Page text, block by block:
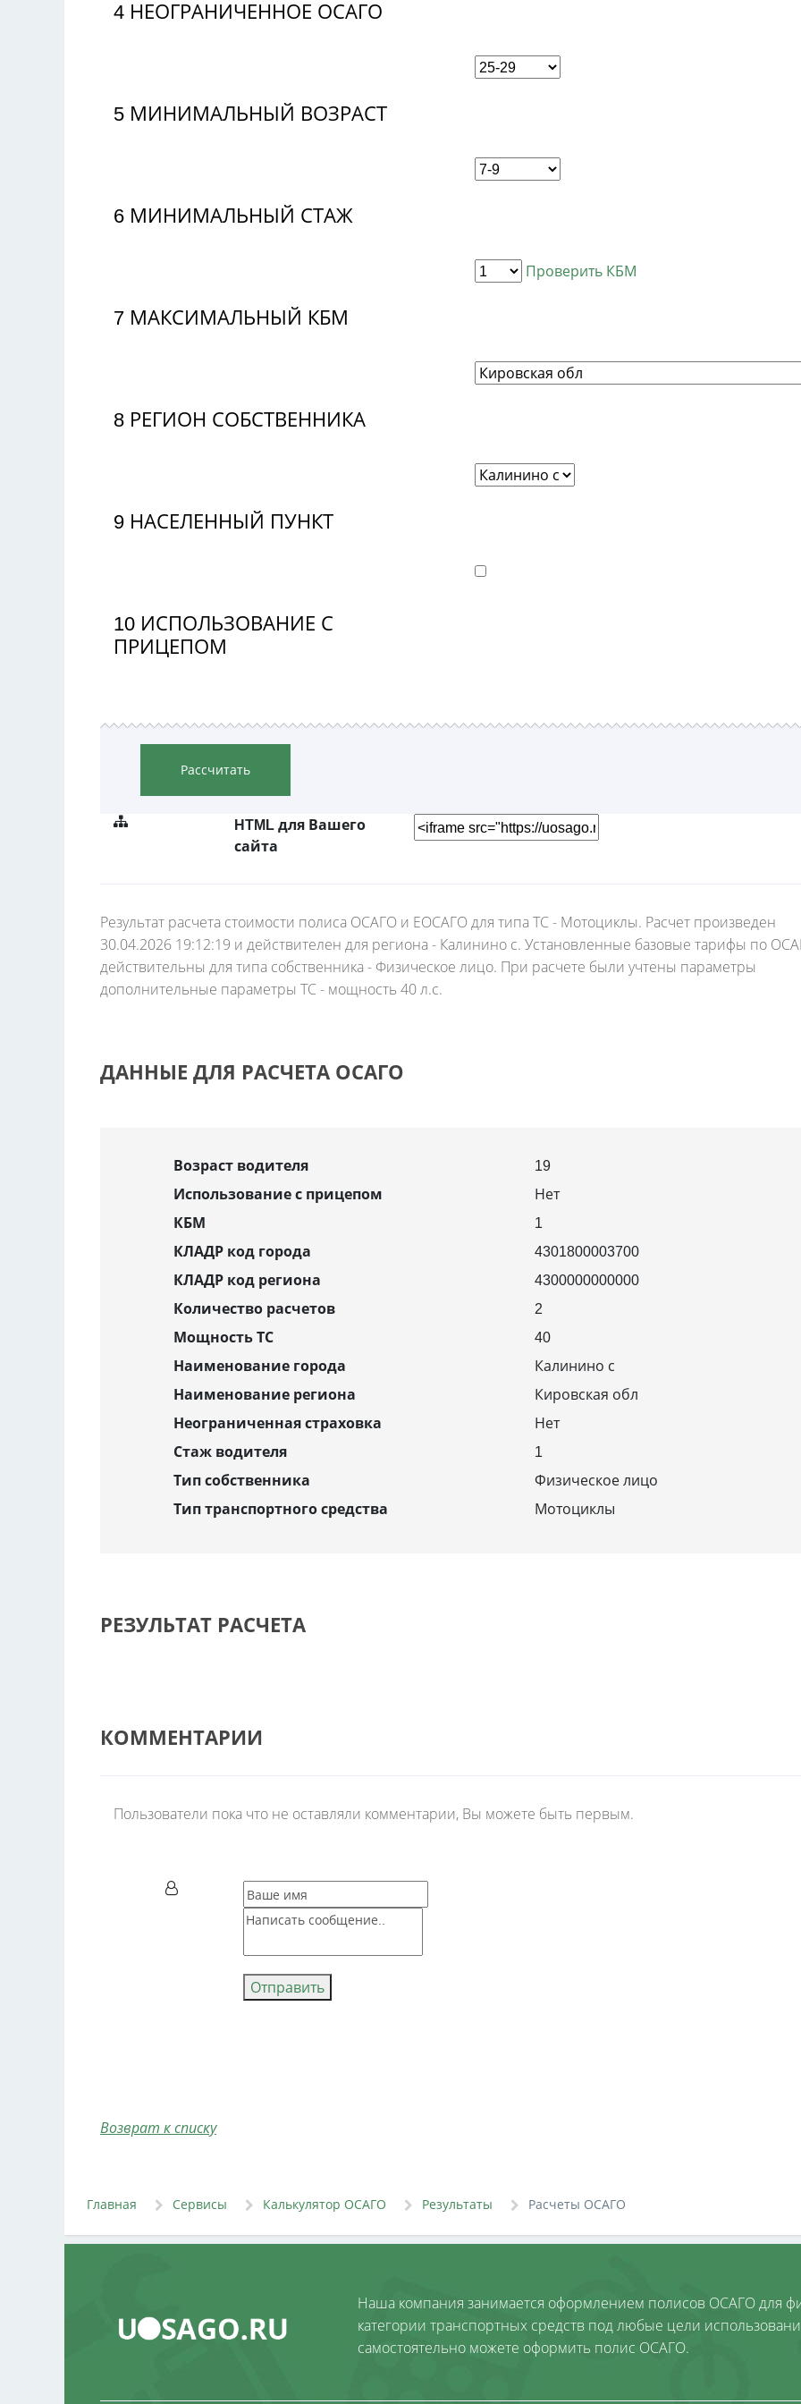
4 НЕОГРАНИЧЕННОЕ ОСАГО
5 МИНИМАЛЬНЫЙ ВОЗРАСТ
6 МИНИМАЛЬНЫЙ СТАЖ
7 МАКСИМАЛЬНЫЙ КБМ
Проверить КБМ
8 РЕГИОН СОБСТВЕННИКА
9 НАСЕЛЕННЫЙ ПУНКТ
10 ИСПОЛЬЗОВАНИЕ С
ПРИЦЕПОМ
Рассчитать
HTML для Вашего
сайта
Результат расчета стоимости полиса ОСАГО и ЕОСАГО для типа ТС - Мотоциклы. Расчет произведен
30.04.2026 19:12:19 и действителен для региона - Калинино с. Установленные базовые тарифы по
действительны для типа собственника - Физическое лицо. При расчете были учтены параметры
дополнительные параметры ТС - мощность 40 л.с.
ДАННЫЕ ДЛЯ РАСЧЕТА ОСАГО
Возраст водителя
19
Использование с прицепом
Нет
КБМ
1
КЛАДР код города
4301800003700
КЛАДР код региона
4300000000000
Количество расчетов
2
Мощность ТС
40
Наименование города
Калинино с
Наименование региона
Кировская обл
Неограниченная страховка
Нет
Стаж водителя
1
Тип собственника
Физическое лицо
Тип транспортного средства
Мотоциклы
РЕЗУЛЬТАТ РАСЧЕТА
КОММЕНТАРИИ
Пользователи пока что не оставляли комментарии, Вы можете быть первым.
Отправить
Возврат к списку
Главная Сервисы Калькулятор ОСАГО Результаты Расчеты ОСАГО
Наша компания занимается оформлением полисов ОСАГО для
категории транспортных средств под любые цели
самостоятельно можете оформить полис ОСАГО.